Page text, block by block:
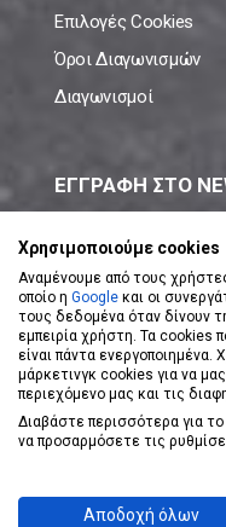
Επιλογές Cookies
Όροι Διαγωνισμών
Διαγωνισμοί
ΕΓΓΡΑΦΗ ΣΤΟ
Αποδέχομαι τους
Powered byeShopKey
Χρησιμοποιούμε cookies
Αναμένουμε από τους
οποίο η Google και οι
τους δεδομένα όταν δίνουν
εμπειρία χρήστη. Τα cookies
είναι πάντα ενεργοποιημένα.
μάρκετινγκ cookies για να
περιεχόμενο μας και τις
Διαβάστε περισσότερα για το
να προσαρμόσετε τις
Αποδοχή όλων